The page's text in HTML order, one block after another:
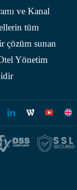
ve Kanal
tüm
çözüm sunan
Yönetim